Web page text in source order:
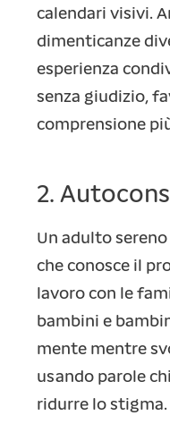
calendari visivi.
dimenticanze
esperienza
senza giudizio,
comprensione
2.
Un adulto sereno
che conosce il
lavoro con le
bambini e
mente mentre
usando parole
ridurre lo